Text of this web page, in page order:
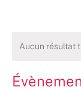
Aucun résultat